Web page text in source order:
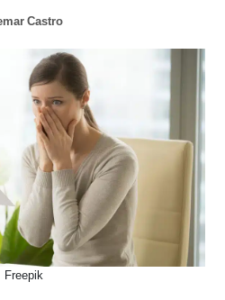
Castro
Freepik